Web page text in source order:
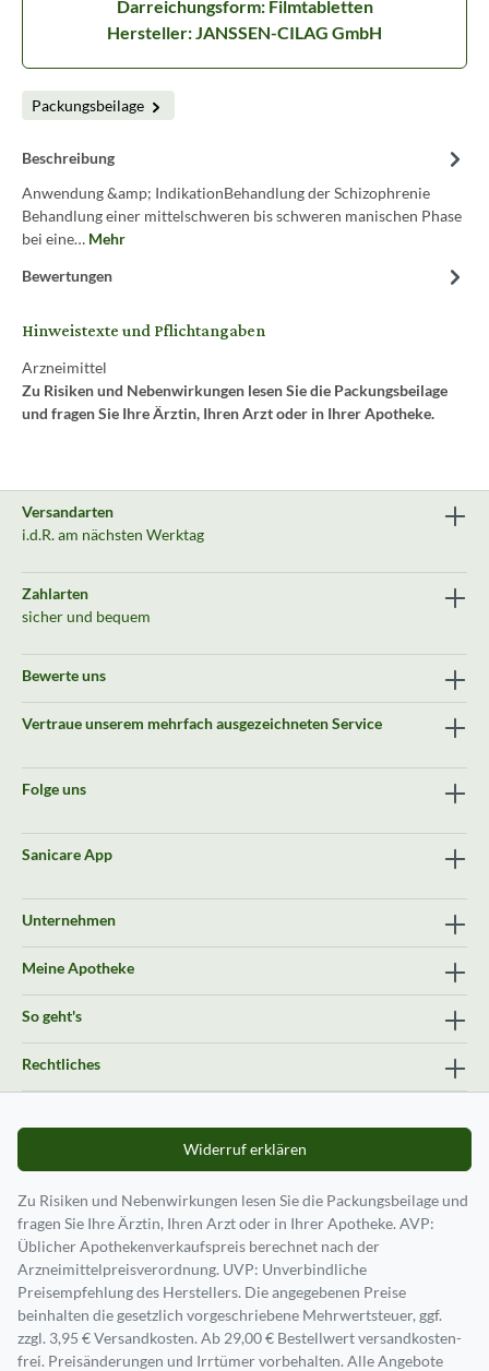
Darreichungsform: Filmtabletten
Hersteller: JANSSEN-CILAG GmbH
Packungsbeilage
Beschreibung
Anwendung &amp; IndikationBehandlung der Schizophrenie
Behandlung einer mittelschweren bis schweren manischen Phase
bei eine… Mehr
Bewertungen
Hinweistexte und Pflichtangaben
Arzneimittel
Zu Risiken und Nebenwirkungen lesen Sie die Packungsbeilage
und fragen Sie Ihre Ärztin, Ihren Arzt oder in Ihrer Apotheke.
Versandarten
i.d.R. am nächsten Werktag
Zahlarten
sicher und bequem
Bewerte uns
Vertraue unserem mehrfach ausgezeichneten Service
Folge uns
Sanicare App
Unternehmen
Meine Apotheke
So geht's
Rechtliches
Widerruf erklären
Zu Risiken und Nebenwirkungen lesen Sie die Packungsbeilage und
fragen Sie Ihre Ärztin, Ihren Arzt oder in Ihrer Apotheke. AVP:
Üblicher Apothekenverkaufspreis berechnet nach der
Arzneimittelpreisverordnung. UVP: Unverbindliche
Preisempfehlung des Herstellers. Die angegebenen Preise
beinhalten die gesetzlich vorgeschriebene Mehrwertsteuer, ggf.
zzgl. 3,95 € Versandkosten. Ab 29,00 € Bestell­wert versand­kosten­
frei. Preisänderungen und Irrtümer vorbehalten. Alle Angebote